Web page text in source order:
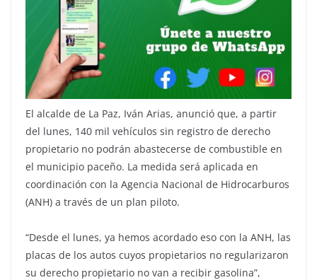
El alcalde de La Paz, Iván Arias, anunció que, a partir
del lunes, 140 mil vehículos sin registro de derecho
propietario no podrán abastecerse de combustible en
el municipio paceño. La medida será aplicada en
coordinación con la Agencia Nacional de Hidrocarburos
(ANH) a través de un plan piloto.
“Desde el lunes, ya hemos acordado eso con la ANH, las
placas de los autos cuyos propietarios no regularizaron
su derecho propietario no van a recibir gasolina”,